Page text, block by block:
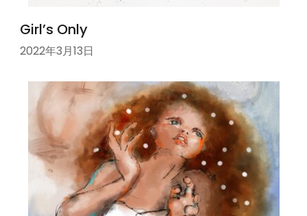
Girl’s Only
2022年3月13日